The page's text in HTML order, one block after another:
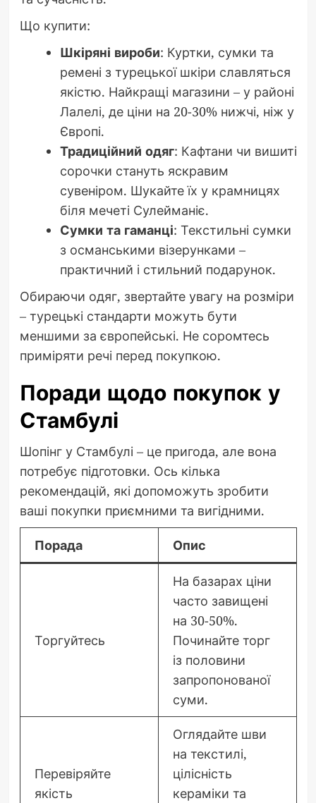
Що купити:
Шкіряні вироби: Куртки, сумки та
ремені з турецької шкіри славляться
якістю. Найкращі магазини – у районі
Лалелі, де ціни на 20-30% нижчі, ніж у
Європі.
Традиційний одяг: Кафтани чи вишиті
сорочки стануть яскравим
сувеніром. Шукайте їх у крамницях
біля мечеті Сулейманіє.
Сумки та гаманці: Текстильні сумки
з османськими візерунками –
практичний і стильний подарунок.
Обираючи одяг, звертайте увагу на розміри
– турецькі стандарти можуть бути
меншими за європейські. Не соромтесь
приміряти речі перед покупкою.
Поради щодо покупок у
Стамбулі
Шопінг у Стамбулі – це пригода, але вона
потребує підготовки. Ось кілька
рекомендацій, які допоможуть зробити
ваші покупки приємними та вигідними.
Порада Опис
Торгуйтесь
На базарах ціни
часто завищені
на 30-50%.
Починайте торг
із половини
запропонованої
суми.
Перевіряйте
якість
Оглядайте шви
на текстилі,
цілісність
кераміки та